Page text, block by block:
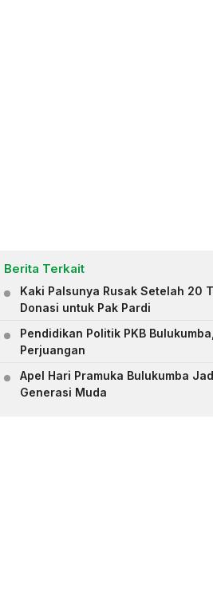
Berita Terkait
Kaki Palsunya Rusak Setelah 20
Donasi untuk Pak Pardi
Pendidikan Politik PKB
Perjuangan
Apel Hari Pramuka Bulukumba
Generasi Muda